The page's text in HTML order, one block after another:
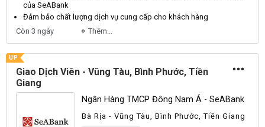
của SeABank
Đảm bảo chất lượng dịch vụ cung cấp cho khách hàng
Còn 3 ngày
Thêm...
UP
Giao Dịch Viên - Vũng Tàu, Bình Phước, Tiền
Giang
Ngân Hàng TMCP Đông Nam Á - SeABank
Bà Rịa - Vũng Tàu, Bình Phước, Tiền Giang